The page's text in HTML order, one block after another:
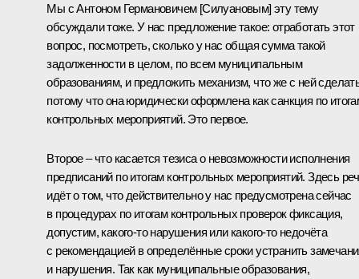
Мы с Антоном Германовичем [Силуановым] эту тему
обсуждали тоже. У нас предложение такое: отработать этот
вопрос, посмотреть, сколько у нас общая сумма такой
задолженности в целом, по всем муниципальным
образованиям, и предложить механизм, что же с ней
потому что она юридически оформлена как санкция по
контрольных мероприятий. Это первое.
Второе – что касается тезиса о невозможности исполнения
предписаний по итогам контрольных мероприятий. Здесь
идёт о том, что действительно у нас предусмотрена сейчас
в процедурах по итогам контрольных проверок фиксация,
допустим, какого-то нарушения или какого-то недочёта
с рекомендацией в определённые сроки устранить
и нарушения. Так как муниципальные образования,